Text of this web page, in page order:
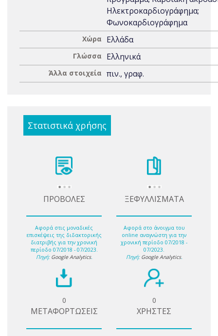
Ηλεκτροκαρδιογράφημα;
Φωνοκαρδιογράφημα
Χώρα Ελλάδα
Γλώσσα Ελληνικά
Άλλα στοιχεία πιν., γραφ.
Στατιστικά χρήσης
ΠΡΟΒΟΛΕΣ
Αφορά στις μοναδικές
επισκέψεις της διδακτορικής
διατριβής για την χρονική
περίοδο 07/2018 - 07/2023.
Πηγή: Google Analytics.
ΞΕΦΥΛΛΙΣΜΑΤΑ
Αφορά στο άνοιγμα του
online αναγνώστη για την
χρονική περίοδο 07/2018 -
07/2023.
Πηγή: Google Analytics.
0
ΜΕΤΑΦΟΡΤΩΣΕΙΣ
0
ΧΡΗΣΤΕΣ